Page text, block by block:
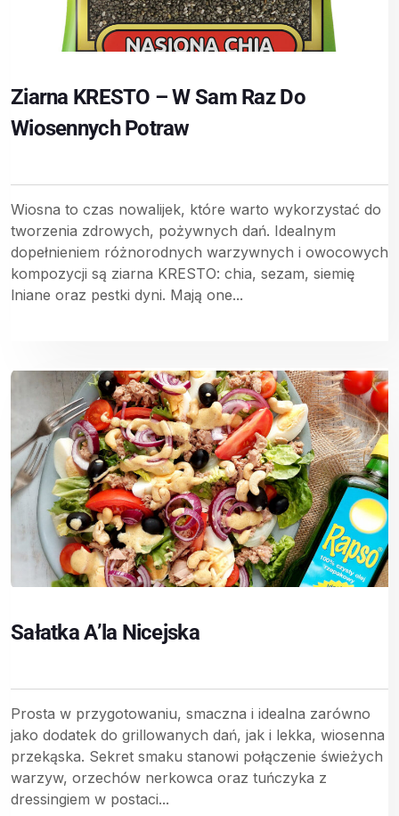
Ziarna KRESTO – W Sam Raz Do
Wiosennych Potraw
Wiosna to czas nowalijek, które warto wykorzystać do
tworzenia zdrowych, pożywnych dań. Idealnym
dopełnieniem różnorodnych warzywnych i owocowych
kompozycji są ziarna KRESTO: chia, sezam, siemię
lniane oraz pestki dyni. Mają one...
Sałatka A’la Nicejska
Prosta w przygotowaniu, smaczna i idealna zarówno
jako dodatek do grillowanych dań, jak i lekka, wiosenna
przekąska. Sekret smaku stanowi połączenie świeżych
warzyw, orzechów nerkowca oraz tuńczyka z
dressingiem w postaci...